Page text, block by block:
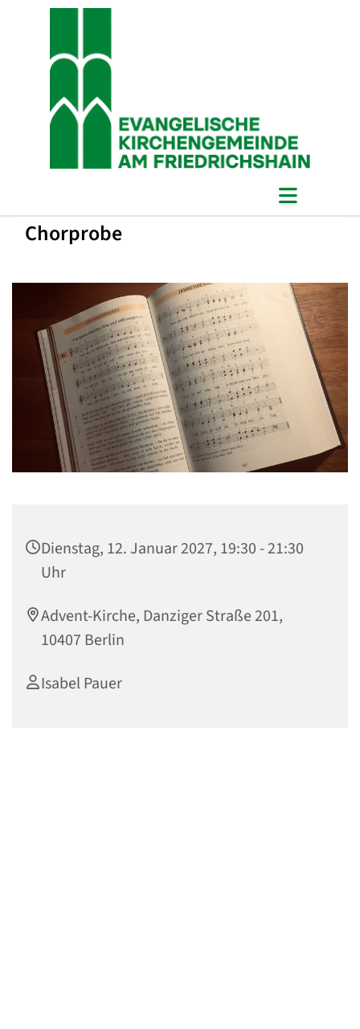
Chorprobe
Dienstag, 12. Januar 2027, 19:30 - 21:30
Uhr
Advent-Kirche, Danziger Straße 201,
10407 Berlin
Isabel Pauer